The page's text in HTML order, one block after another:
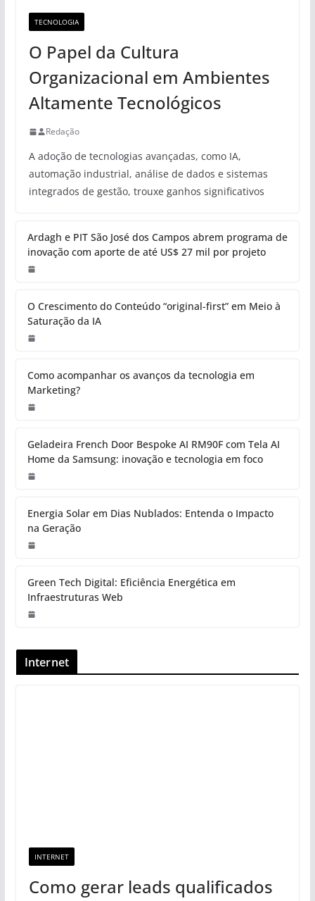
TECNOLOGIA
O Papel da Cultura
Organizacional em Ambientes
Altamente Tecnológicos
Redação
A adoção de tecnologias avançadas, como IA,
automação industrial, análise de dados e sistemas
integrados de gestão, trouxe ganhos significativos
Ardagh e PIT São José dos Campos abrem programa de
inovação com aporte de até US$ 27 mil por projeto
O Crescimento do Conteúdo “original-first” em Meio à
Saturação da IA
Como acompanhar os avanços da tecnologia em
Marketing?
Geladeira French Door Bespoke AI RM90F com Tela AI
Home da Samsung: inovação e tecnologia em foco
Energia Solar em Dias Nublados: Entenda o Impacto
na Geração
Green Tech Digital: Eficiência Energética em
Infraestruturas Web
Internet
INTERNET
Como gerar leads qualificados